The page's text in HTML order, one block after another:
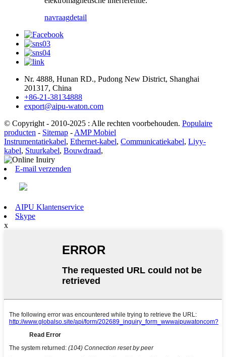
navraagdetail
Nr. 4888, Hunan RD., Pudong New District, Shanghai
201317, China
+86-21-38134888
export@aipu-waton.com
© Copyright - 2010-2025 : Alle rechten voorbehouden. Populaire
producten - Sitemap - AMP Mobiel
Instrumentatiekabel, Ethernet-kabel, Communicatiekabel, Liyy-
kabel, Stuurkabel, Bouwdraad,
E-mail verzenden
AIPU Klantenservice
Skype
x